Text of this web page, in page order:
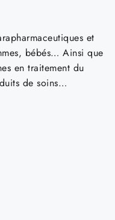
et
bébés… Ainsi que
en traitement du
de soins…